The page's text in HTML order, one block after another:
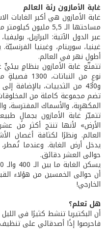
غابة الأمازون رئة العالم
غابة الأمازون هي أكبر الغابات
مساحتها الـ 5,5
عبر الدول الآتية: البرازيل،
غينيا، سورينام، وغينيا
أطول نهر في العالم.
و430 من الثدييات،
تضم مجموعة كاملة من المخلوقات
المكهرِبة، والأسماك المفترسة،
تتميّز غابة الأمازون بجمالٍ
الأرض» لأنها تنتج أكثر من
العالم. ونظرًا لكثافة أغصان
يدخل أرض الغابة. وعندما
حوالى العشر دقائق.
أن حوالى الخمسين من هؤلاء
الخارجي!
هل تعلم؟
أن البكتيريا تنشط كثيرًا في
فاحرصوا إذًا أصدقائي على